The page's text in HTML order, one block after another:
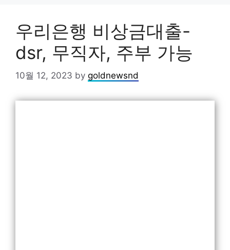
우리은행 비상금대출-
dsr, 무직자, 주부 가능
10월 12, 2023 by goldnewsnd